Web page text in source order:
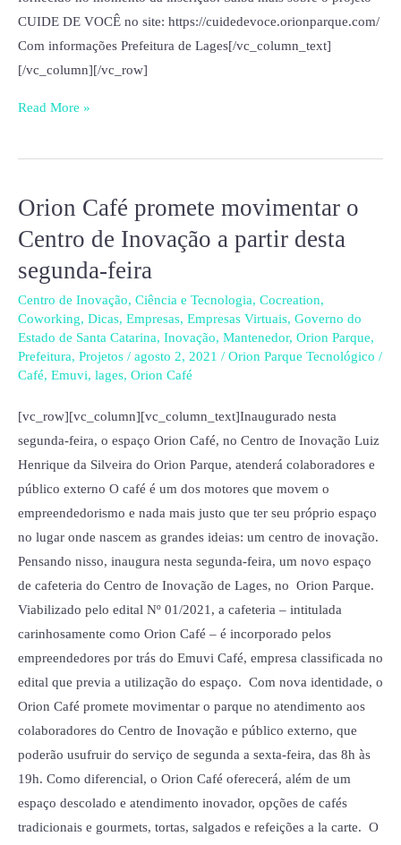
CUIDE DE VOCÊ no site: https://cuidedevoce.orionparque.com/
Com informações Prefeitura de Lages[/vc_column_text]
[/vc_column][/vc_row]
Read More »
Orion Café promete movimentar o
Centro de Inovação a partir desta
segunda-feira
Centro de Inovação, Ciência e Tecnologia, Cocreation,
Coworking, Dicas, Empresas, Empresas Virtuais, Governo do
Estado de Santa Catarina, Inovação, Mantenedor, Orion Parque,
Prefeitura, Projetos / agosto 2, 2021 / Orion Parque Tecnológico /
Café, Emuvi, lages, Orion Café
[vc_row][vc_column][vc_column_text]Inaugurado nesta
segunda-feira, o espaço Orion Café, no Centro de Inovação Luiz
Henrique da Silveira do Orion Parque, atenderá colaboradores e
público externo O café é um dos motores que movem o
empreendedorismo e nada mais justo que ter seu próprio espaço
no lugar onde nascem as grandes ideias: um centro de inovação.
Pensando nisso, inaugura nesta segunda-feira, um novo espaço
de cafeteria do Centro de Inovação de Lages, no Orion Parque.
Viabilizado pelo edital Nº 01/2021, a cafeteria – intitulada
carinhosamente como Orion Café – é incorporado pelos
empreendedores por trás do Emuvi Café, empresa classificada no
edital que previa a utilização do espaço. Com nova identidade, o
Orion Café promete movimentar o parque no atendimento aos
colaboradores do Centro de Inovação e público externo, que
poderão usufruir do serviço de segunda a sexta-feira, das 8h às
19h. Como diferencial, o Orion Café oferecerá, além de um
espaço descolado e atendimento inovador, opções de cafés
tradicionais e gourmets, tortas, salgados e refeições a la carte. O
Orion
promete
movimentar
o
Centro
Inovação
partir
desta
segunda-
feira